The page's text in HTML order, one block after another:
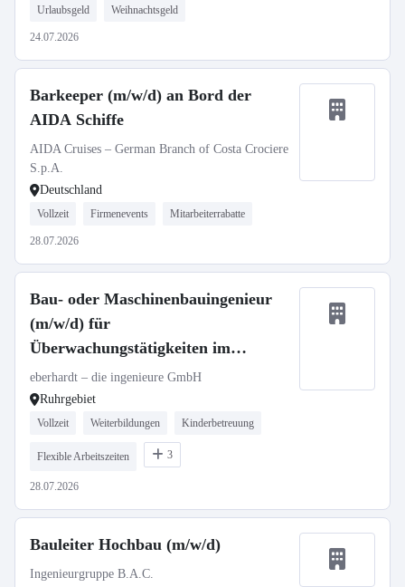
Urlaubsgeld Weihnachtsgeld
24.07.2026
Barkeeper (m/w/d) an Bord der
AIDA Schiffe
AIDA Cruises – German Branch of Costa Crociere
S.p.A.
Deutschland
Vollzeit Firmenevents Mitarbeiterrabatte
28.07.2026
Bau- oder Maschinenbauingenieur
(m/w/d) für
Überwachungstätigkeiten im
Bauwesen (Ruhrgebiet)
eberhardt – die ingenieure GmbH
Ruhrgebiet
Vollzeit Weiterbildungen Kinderbetreuung
Flexible Arbeitszeiten 3
28.07.2026
Bauleiter Hochbau (m/w/d)
Ingenieurgruppe B.A.C.